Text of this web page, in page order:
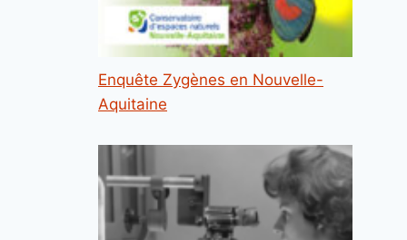
Enquête Zygènes en Nouvelle-
Aquitaine